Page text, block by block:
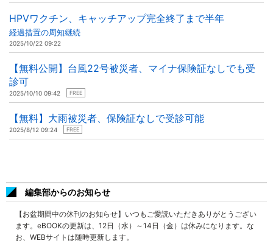
HPVワクチン、キャッチアップ完全終了まで半年
経過措置の周知継続
2025/10/22 09:22
【無料公開】台風22号被災者、マイナ保険証なしでも受
診可
2025/10/10 09:42 FREE
【無料】大雨被災者、保険証なしで受診可能
2025/8/12 09:24 FREE
編集部からのお知らせ
【お盆期間中の休刊のお知らせ】いつもご愛読いただきありがとうござい
ます。eBOOKの更新は、12日（水）～14日（金）は休みになります。な
お、WEBサイトは随時更新します。